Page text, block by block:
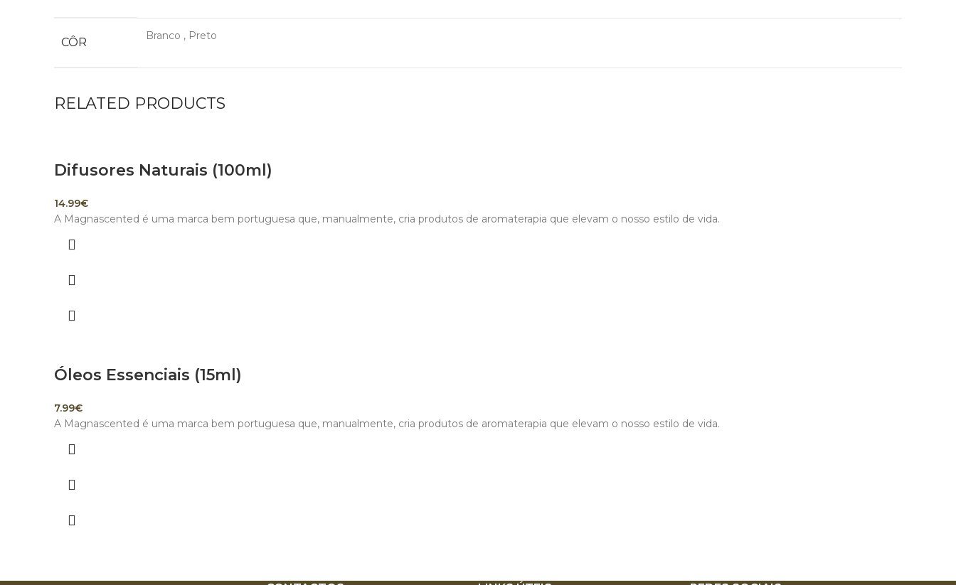
CÔR Branco , Preto
RELATED PRODUCTS
Difusores Naturais (100ml)
14.99€
A Magnascented é uma marca bem portuguesa que, manualmente, cria produtos de aromaterapia que elevam o nosso estilo de vida.
Óleos Essenciais (15ml)
7.99€
A Magnascented é uma marca bem portuguesa que, manualmente, cria produtos de aromaterapia que elevam o nosso estilo de vida.